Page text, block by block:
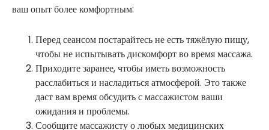
ваш опыт более комфортным:
Перед сеансом постарайтесь не есть тяжёлую пищу,
чтобы не испытывать дискомфорт во время массажа.
Приходите заранее, чтобы иметь возможность
расслабиться и насладиться атмосферой. Это также
даст вам время обсудить с массажистом ваши
ожидания и проблемы.
Сообщите массажисту о любых медицинских